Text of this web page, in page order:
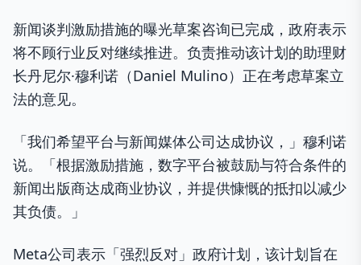
新闻谈判激励措施的曝光草案咨询已完成，政府表示
将不顾行业反对继续推进。负责推动该计划的助理财
长丹尼尔·穆利诺（Daniel Mulino）正在考虑草案立
法的意见。
「我们希望平台与新闻媒体公司达成协议，」穆利诺
说。「根据激励措施，数字平台被鼓励与符合条件的
新闻出版商达成商业协议，并提供慷慨的抵扣以减少
其负债。」
Meta公司表示「强烈反对」政府计划，该计划旨在